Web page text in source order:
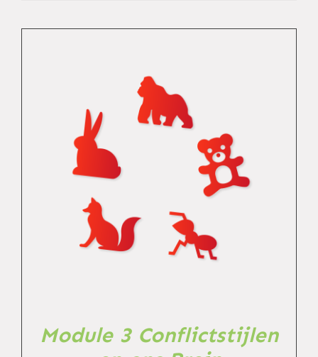
TOEVOEGEN AAN WINKELWAGEN / DETAILS
Module 3 Conflictstijlen